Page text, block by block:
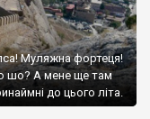
Муляжна фортеця!
шо? А мене ще там
до цього літа.